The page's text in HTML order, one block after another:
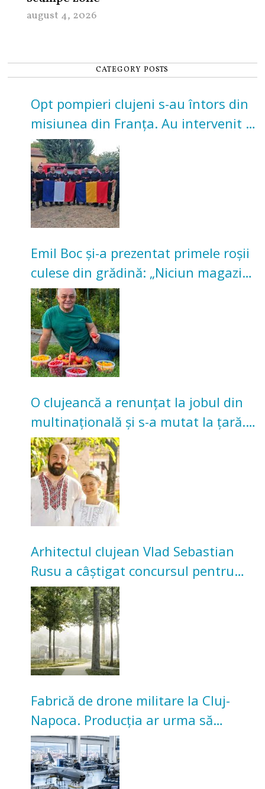
august 4, 2026
CATEGORY POSTS
Opt pompieri clujeni s-au întors din
misiunea din Franța. Au intervenit la
incendii de vegetație și pădure
Emil Boc și-a prezentat primele roșii
culese din grădină: „Niciun magazin
nu poate oferi această satisfacție”
O clujeancă a renunțat la jobul din
multinațională și s-a mutat la țară.
Acum cultivă legume în grădina
bunicilor
Arhitectul clujean Vlad Sebastian
Rusu a câștigat concursul pentru
transformarea Grădinii Casei
Universitarilor
Fabrică de drone militare la Cluj-
Napoca. Producția ar urma să
înceapă în toamna acestui an